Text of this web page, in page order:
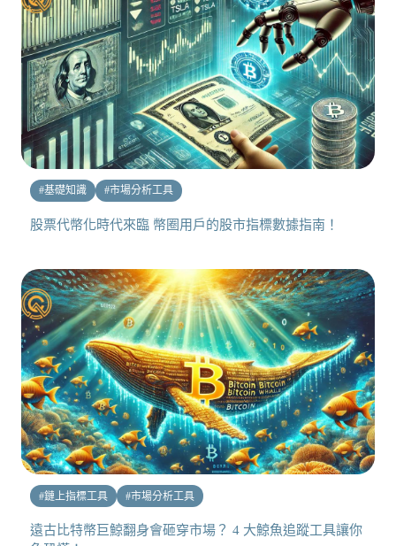
#基礎知識 #市場分析工具
股票代幣化時代來臨 幣圈用戶的股市指標數據指南！
#鏈上指標工具 #市場分析工具
遠古比特幣巨鯨翻身會砸穿市場？ 4 大鯨魚追蹤工具讓你